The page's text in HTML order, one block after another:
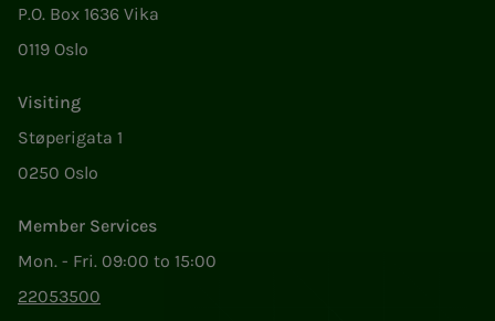
P.O. Box 1636 Vika
0119 Oslo
Visiting
Støperigata 1
0250 Oslo
Member Services
Mon. - Fri. 09:00 to 15:00
22053500